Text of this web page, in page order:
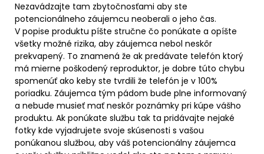
Nezavádzajte tam zbytočnosťami aby ste
potencionálneho záujemcu neoberali o jeho čas.
V popise produktu píšte stručne čo ponúkate a opíšte
všetky možné rizika, aby záujemca nebol neskôr
prekvapený. To znamená že ak predávate telefón ktorý
má mierne poškodený reproduktor, je dobre túto chybu
spomenúť ako keby ste tvrdili že telefón je v 100%
poriadku. Záujemca tým pádom bude plne informovaný
a nebude musieť mať neskôr poznámky pri kúpe vášho
produktu. Ak ponúkate službu tak ta pridávajte nejaké
fotky kde vyjadrujete svoje skúsenosti s vašou
ponúkanou službou, aby váš potencionálny záujemca